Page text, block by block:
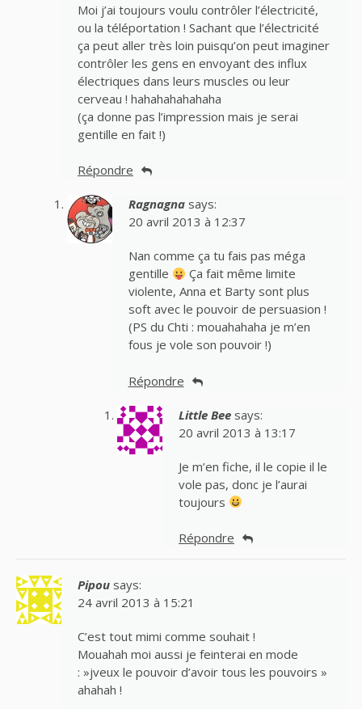
Moi j’ai toujours voulu contrôler l’électricité,
ou la téléportation ! Sachant que l’électricité
ça peut aller très loin puisqu’on peut imaginer
contrôler les gens en envoyant des influx
électriques dans leurs muscles ou leur
cerveau ! hahahahahahaha
(ça donne pas l’impression mais je serai
gentille en fait !)
Répondre
Ragnagna says:
20 avril 2013 à 12:37
Nan comme ça tu fais pas méga
gentille
Ça fait même limite
violente, Anna et Barty sont plus
soft avec le pouvoir de persuasion !
(PS du Chti : mouahahaha je m’en
fous je vole son pouvoir !)
Répondre
Little Bee says:
20 avril 2013 à 13:17
Je m’en fiche, il le copie il le
vole pas, donc je l’aurai
toujours
Répondre
Pipou says:
24 avril 2013 à 15:21
C’est tout mimi comme souhait !
Mouahah moi aussi je feinterai en mode
: »jveux le pouvoir d’avoir tous les pouvoirs »
ahahah !